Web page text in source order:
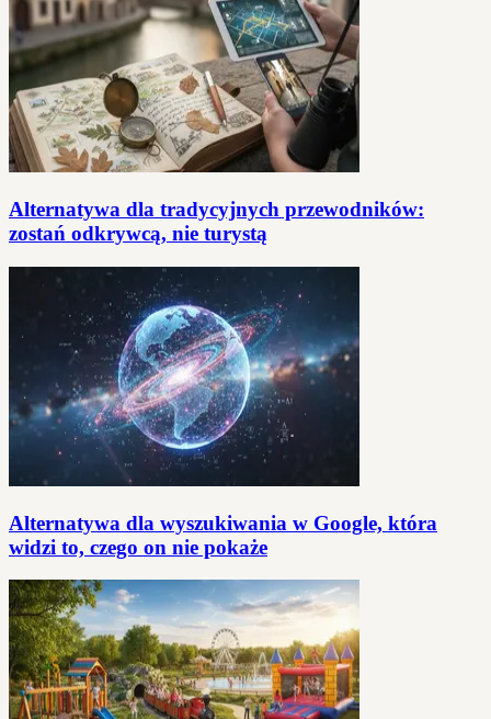
Alternatywa dla tradycyjnych przewodników:
zostań odkrywcą, nie turystą
Alternatywa dla wyszukiwania w Google, która
widzi to, czego on nie pokaże